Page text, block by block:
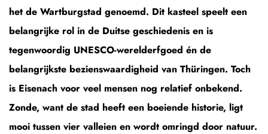
het de Wartburgstad genoemd. Dit kasteel speelt een
belangrijke rol in de Duitse geschiedenis en is
tegenwoordig UNESCO-werelderfgoed én de
belangrijkste bezienswaardigheid van Thüringen. Toch
is Eisenach voor veel mensen nog relatief onbekend.
Zonde, want de stad heeft een boeiende historie, ligt
mooi tussen vier valleien en wordt omringd door natuur.